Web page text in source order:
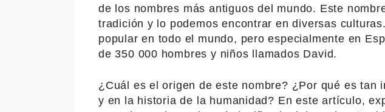
de los nombres más antiguos del mundo. Este
tradición y lo podemos encontrar en diversas
popular en todo el mundo, pero especialmente en
de 350 000 hombres y niños llamados David.
¿Cuál es el origen de este nombre? ¿Por qué es tan
y en la historia de la humanidad? En este artículo,